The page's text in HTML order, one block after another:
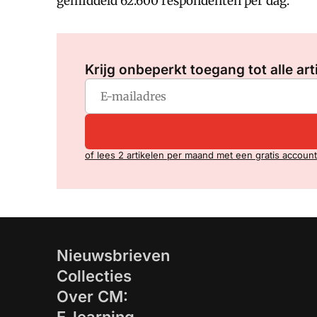
Krijg onbeperkt toegang tot alle
of lees 2 artikelen per maand met een gratis account
Nieuwsbrieven
Collecties
Over CM: